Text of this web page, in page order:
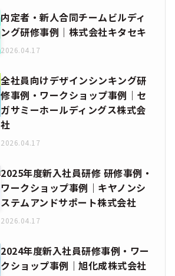
内定者・新人合同チームビルディ
ング研修事例｜株式会社キタセキ
2026.04.17
全社員向けデザインシンキング研
修事例・ワークショップ事例｜セ
ガサミーホールディングス株式会
社
2026.04.17
2025年度新入社員研修 研修事例・
ワークショップ事例｜キヤノンシ
ステムアンドサポート株式会社
2026.04.17
2024年度新入社員研修事例・ワー
クショップ事例｜旭化成株式会社